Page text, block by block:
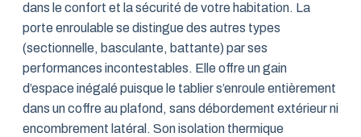
dans le confort et la sécurité de votre habitation. La
porte enroulable se distingue des autres types
(sectionnelle, basculante, battante) par ses
performances incontestables. Elle offre un gain
d’espace inégalé puisque le tablier s’enroule entièrement
dans un coffre au plafond, sans débordement extérieur ni
encombrement latéral. Son isolation thermique